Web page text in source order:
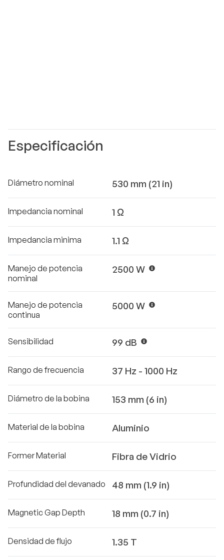
Especificación
Diámetro nominal 530 mm (21 in)
Impedancia nominal 1 Ω
Impedancia minima 1.1 Ω
Manejo de potencia
nominal
2500 W
Manejo de potencia
continua
5000 W
Sensibilidad 99 dB
Rango de frecuencia 37 Hz - 1000 Hz
Diámetro de la bobina 153 mm (6 in)
Material de la bobina Aluminio
Former Material Fibra de Vidrio
Profundidad del devanado 48 mm (1.9 in)
Magnetic Gap Depth 18 mm (0.7 in)
Densidad de flujo 1.35 T